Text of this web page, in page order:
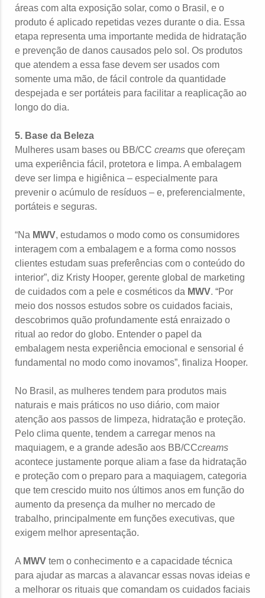
áreas com alta exposição solar, como o Brasil, e o
produto é aplicado repetidas vezes durante o dia. Essa
etapa representa uma importante medida de hidratação
e prevenção de danos causados pelo sol. Os produtos
que atendem a essa fase devem ser usados com
somente uma mão, de fácil controle da quantidade
despejada e ser portáteis para facilitar a reaplicação ao
longo do dia.
5. Base da Beleza
Mulheres usam bases ou BB/CC creams que ofereçam
uma experiência fácil, protetora e limpa. A embalagem
deve ser limpa e higiênica – especialmente para
prevenir o acúmulo de resíduos – e, preferencialmente,
portáteis e seguras.
“Na MWV, estudamos o modo como os consumidores
interagem com a embalagem e a forma como nossos
clientes estudam suas preferências com o conteúdo do
interior”, diz Kristy Hooper, gerente global de marketing
de cuidados com a pele e cosméticos da MWV. “Por
meio dos nossos estudos sobre os cuidados faciais,
descobrimos quão profundamente está enraizado o
ritual ao redor do globo. Entender o papel da
embalagem nesta experiência emocional e sensorial é
fundamental no modo como inovamos”, finaliza Hooper.
No Brasil, as mulheres tendem para produtos mais
naturais e mais práticos no uso diário, com maior
atenção aos passos de limpeza, hidratação e proteção.
Pelo clima quente, tendem a carregar menos na
maquiagem, e a grande adesão aos BB/CCcreams
acontece justamente porque aliam a fase da hidratação
e proteção com o preparo para a maquiagem, categoria
que tem crescido muito nos últimos anos em função do
aumento da presença da mulher no mercado de
trabalho, principalmente em funções executivas, que
exigem melhor apresentação.
A MWV tem o conhecimento e a capacidade técnica
para ajudar as marcas a alavancar essas novas ideias e
a melhorar os rituais que comandam os cuidados faciais